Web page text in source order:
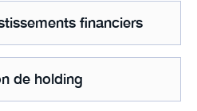
financiers
de holding